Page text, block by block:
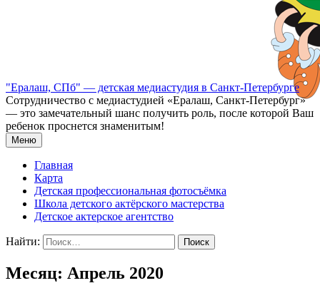
"Ералаш, СПб" — детская медиастудия в Санкт-Петербурге
Сотрудничество с медиастудией «Epaлаш, Санкт-Петербург»
— это замечательный шанс получить роль, после которой Ваш
ребенок проснется знаменитым!
Меню
Главная
Карта
Детская профессиональная фотосъёмка
Школа детского актёрского мастерства
Детское актерское агентство
Найти:
Месяц: Апрель 2020